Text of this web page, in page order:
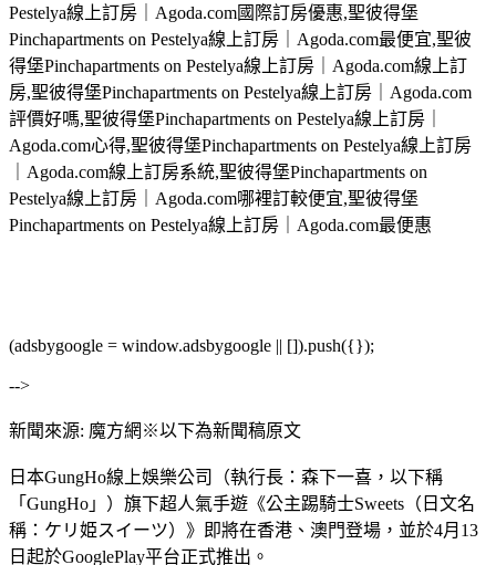
Pestelya線上訂房｜Agoda.com國際訂房優惠,聖彼得堡
Pinchapartments on Pestelya線上訂房｜Agoda.com最便宜,聖彼
得堡Pinchapartments on Pestelya線上訂房｜Agoda.com線上訂
房,聖彼得堡Pinchapartments on Pestelya線上訂房｜Agoda.com
評價好嗎,聖彼得堡Pinchapartments on Pestelya線上訂房｜
Agoda.com心得,聖彼得堡Pinchapartments on Pestelya線上訂房
｜Agoda.com線上訂房系統,聖彼得堡Pinchapartments on
Pestelya線上訂房｜Agoda.com哪裡訂較便宜,聖彼得堡
Pinchapartments on Pestelya線上訂房｜Agoda.com最便惠
(adsbygoogle = window.adsbygoogle || []).push({});
-->
新聞來源: 魔方網※以下為新聞稿原文
日本GungHo線上娛樂公司（執行長：森下一喜，以下稱
「GungHo」）旗下超人氣手遊《公主踢騎士Sweets（日文名
稱：ケリ姫スイーツ）》即將在香港、澳門登場，並於4月13
日起於GooglePlay平台正式推出。